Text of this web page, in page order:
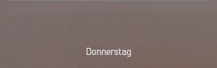
Donnerstag